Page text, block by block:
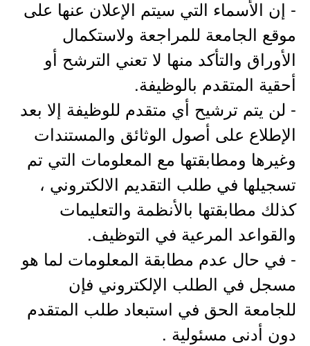
- إن الأسماء التي سيتم الإعلان عنها على
موقع الجامعة للمراجعة ولاستكمال
الأوراق والتأكد منها لا تعني الترشح أو
أحقية المتقدم بالوظيفة.
- لن يتم ترشيح أي متقدم للوظيفة إلا بعد
الإطلاع على أصول الوثائق والمستندات
وغيرها ومطابقتها مع المعلومات التي تم
تسجيلها في طلب التقديم الالكتروني ،
كذلك مطابقتها بالأنظمة والتعليمات
والقواعد المرعية في التوظيف.
- في حال عدم مطابقة المعلومات لما هو
مسجل في الطلب الإلكتروني فإن
للجامعة الحق في استبعاد طلب المتقدم
دون أدنى مسئولية .